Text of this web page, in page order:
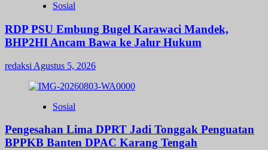
Sosial
RDP PSU Embung Bugel Karawaci Mandek,
BHP2HI Ancam Bawa ke Jalur Hukum
redaksi Agustus 5, 2026
Sosial
Pengesahan Lima DPRT Jadi Tonggak Penguatan
BPPKB Banten DPAC Karang Tengah